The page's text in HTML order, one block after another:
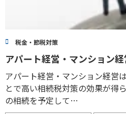
税金・節税対策
アパート経営・マンション
アパート経営・マンション経営
とで高い相続税対策の効果が得
の相続を予定して…